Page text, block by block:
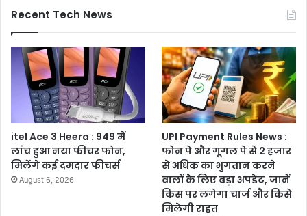
Recent Tech News
itel Ace 3 Heera : 949 में
लांच हुआ नया फीचर फोन,
मिलेंगे कई दमदार फीचर्स
August 6, 2026
UPI Payment Rules News :
फोन पे और गूगल पे से 2 हजार
से अधिक का भुगतान करने
वालों के लिए बड़ा अपडेट, जानें
किस पर लगेगा चार्ज और किसे
मिलेगी राहत